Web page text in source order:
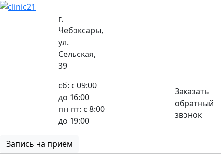
г.
Чебоксары,
ул.
Сельская,
39
сб: с 09:00
до 16:00
пн-пт: с 8:00
до 19:00
Заказать
обратный
звонок
Запись на приём